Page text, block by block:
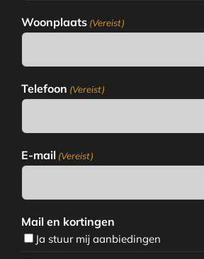
Woonplaats (Vereist)
Telefoon (Vereist)
E-mail (Vereist)
Mail en kortingen
Ja stuur mij aanbiedingen